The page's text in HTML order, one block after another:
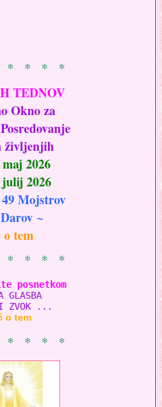
* * * *
TEDNOV
Okno za
življenjih
2026
2026
Mojstrov
~
o tem
* * * *
posnetkom
GLASBA
ZVOK ...
o tem
* * * *